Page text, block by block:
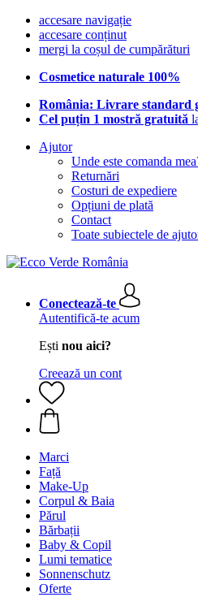
accesare navigație
accesare conținut
mergi la coșul de cumpărături
Cosmetice naturale 100%
România: Livrare standard
Cel puțin 1 mostră gratuită
Ajutor
Unde este comanda
Returnări
Costuri de expediere
Opțiuni de plată
Contact
Toate subiectele de
Conectează-te
Autentifică-te acum
Ești nou aici?
Creează un cont
Marci
Față
Make-Up
Corpul & Baia
Părul
Bărbații
Baby & Copil
Lumi tematice
Sonnenschutz
Oferte